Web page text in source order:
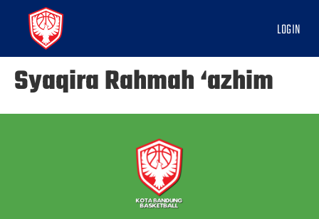
LOGIN
Syaqira Rahmah ‘azhim